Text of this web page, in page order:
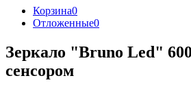
Корзина0
Отложенные0
Зеркало "Bruno Led"
сенсором